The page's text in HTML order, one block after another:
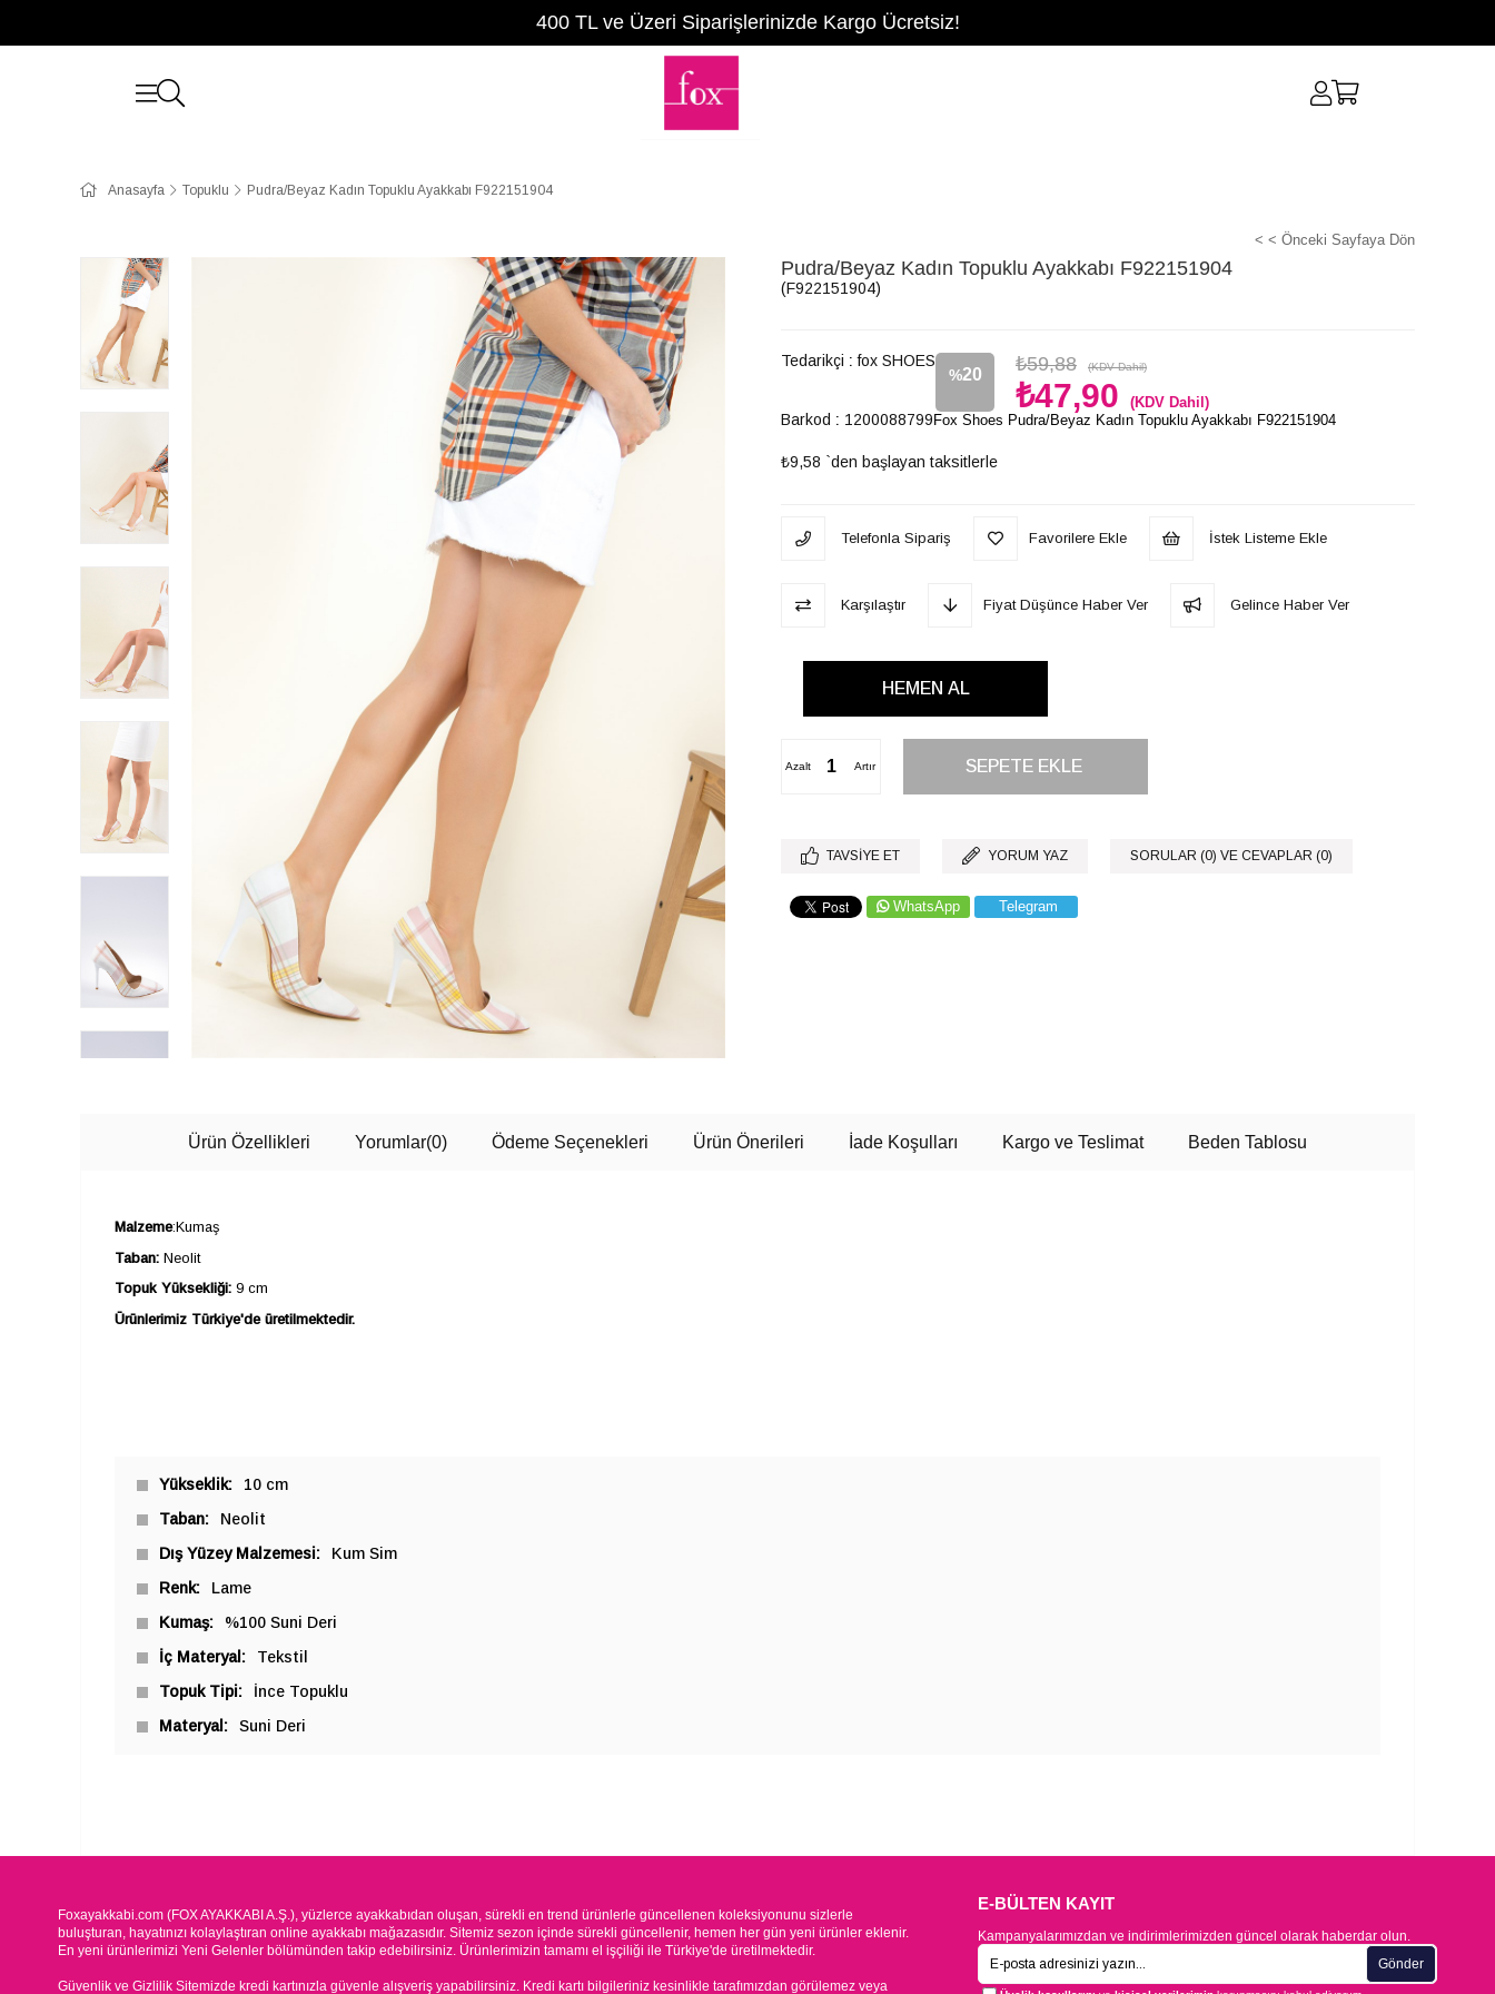
400 TL ve Üzeri Siparişlerinizde Kargo Ücretsiz!
Anasayfa Topuklu Pudra/Beyaz Kadın Topuklu Ayakkabı F922151904
< < Önceki Sayfaya Dön
Pudra/Beyaz Kadın Topuklu Ayakkabı F922151904
(F922151904)
Tedarikçi : fox SHOES
%20
İndirim
₺59,88 (KDV Dahil)
₺47,90 (KDV Dahil)
Barkod : 1200088799
₺9,58 `den başlayan taksitlerle
Fox Shoes Pudra/Beyaz Kadın Topuklu Ayakkabı F922151904
Telefonla Sipariş Favorilere Ekle İstek Listeme Ekle
Karşılaştır Fiyat Düşünce Haber Ver Gelince Haber Ver
Artır
Azalt
TAVSIYE ET YORUM YAZ SORULAR (0) VE CEVAPLAR (0)
WhatsApp Telegram
Ürün Özellikleri Yorumlar(0) Ödeme Seçenekleri Ürün Önerileri İade Koşulları Kargo ve Teslimat Beden Tablosu
Malzeme:Kumaş
Taban: Neolit
Topuk Yüksekliği: 9 cm
Ürünlerimiz Türkiye'de üretilmektedir.
Yükseklik
10 cm
Taban
Neolit
Dış Yüzey Malzemesi
Kum Sim
Renk
Lame
Kumaş
%100 Suni Deri
İç Materyal
Tekstil
Topuk Tipi
İnce Topuklu
Materyal
Suni Deri
Foxayakkabi.com (FOX AYAKKABI A.Ş.), yüzlerce ayakkabıdan oluşan, sürekli en trend ürünlerle güncellenen koleksiyonunu sizlerle
buluşturan, hayatınızı kolaylaştıran online ayakkabı mağazasıdır. Sitemiz sezon içinde sürekli güncellenir, hemen her gün yeni ürünler eklenir.
En yeni ürünlerimizi Yeni Gelenler bölümünden takip edebilirsiniz. Ürünlerimizin tamamı el işçiliği ile Türkiye'de üretilmektedir.
Güvenlik ve Gizlilik Sitemizde kredi kartınızla güvenle alışveriş yapabilirsiniz. Kredi kartı bilgileriniz kesinlikle tarafımızdan görülemez veya
E-BÜLTEN KAYIT
Kampanyalarımızdan ve indirimlerimizden güncel olarak haberdar olun.
Gönder